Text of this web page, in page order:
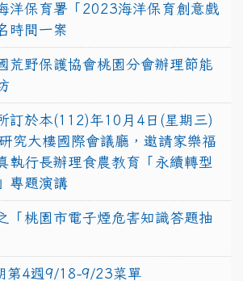
洋保育署「2023海洋保育創意戲
時間一案
荒野保護協會桃園分會辦理節能
訂於本(112)年10月4日(星期三)
究大樓國際會議廳，邀請家樂福
執行長辦理食農教育「永續轉型
專題演講
「桃園市電子煙危害知識答題抽
第4週9/18-9/23菜單